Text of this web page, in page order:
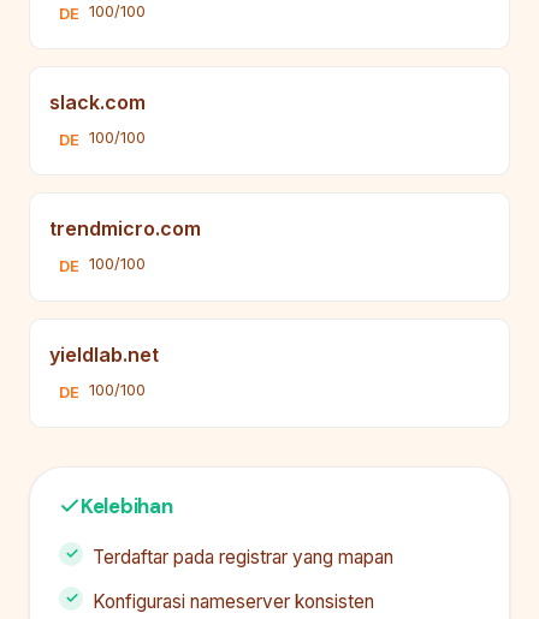
DE 100/100
slack.com
DE 100/100
trendmicro.com
DE 100/100
yieldlab.net
DE 100/100
Kelebihan
Terdaftar pada registrar yang mapan
Konfigurasi nameserver konsisten